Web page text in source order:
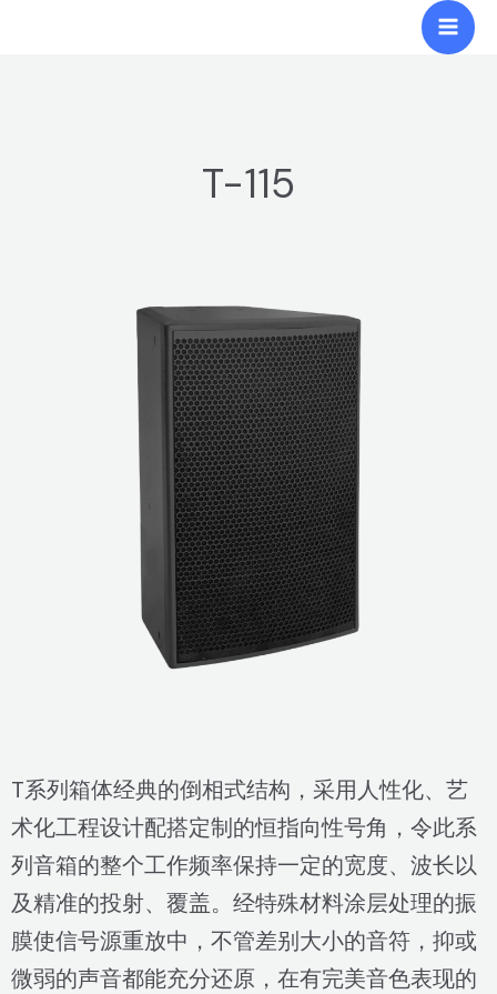
T-115
T系列箱体经典的倒相式结构，采用人性化、艺
术化工程设计配搭定制的恒指向性号角，令此系
列音箱的整个工作频率保持一定的宽度、波长以
及精准的投射、覆盖。经特殊材料涂层处理的振
膜使信号源重放中，不管差别大小的音符，抑或
微弱的声音都能充分还原，在有完美音色表现的